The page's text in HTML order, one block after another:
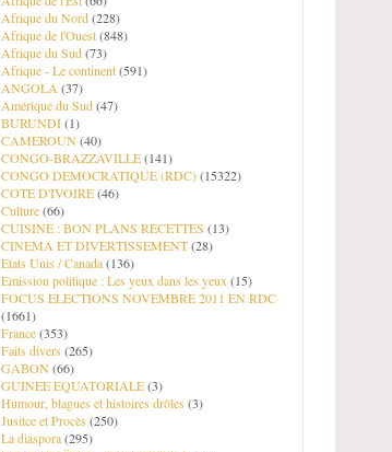
Afrique du Nord(228)
Afrique de l'Ouest(848)
Afrique du Sud(73)
Afrique - Le continent(591)
ANGOLA (37)
Amérique du Sud(47)
BURUNDI(1)
CAMEROUN(40)
CONGO-BRAZZAVILLE(141)
CONGO DEMOCRATIQUE (RDC)(15322)
COTE D'IVOIRE(46)
Culture(66)
CUISINE : BON PLANS RECETTES (13)
CINEMA ET DIVERTISSEMENT(28)
Etats Unis / Canada(136)
Emission politique : Les yeux dans les yeux (15)
FOCUS ELECTIONS NOVEMBRE 2011 EN RDC
(1661)
France(353)
Faits divers (265)
GABON(66)
GUINEE EQUATORIALE(3)
Humour, blagues et histoires drôles (3)
Jusitce et Procès (250)
La diaspora(295)